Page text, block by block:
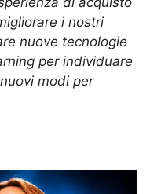
i nostri
nuove tecnologie
per individuare
modi per